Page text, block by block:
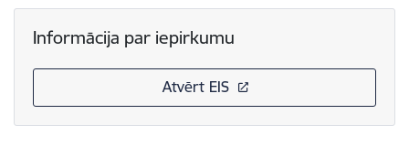
Informācija par iepirkumu
Atvērt EIS